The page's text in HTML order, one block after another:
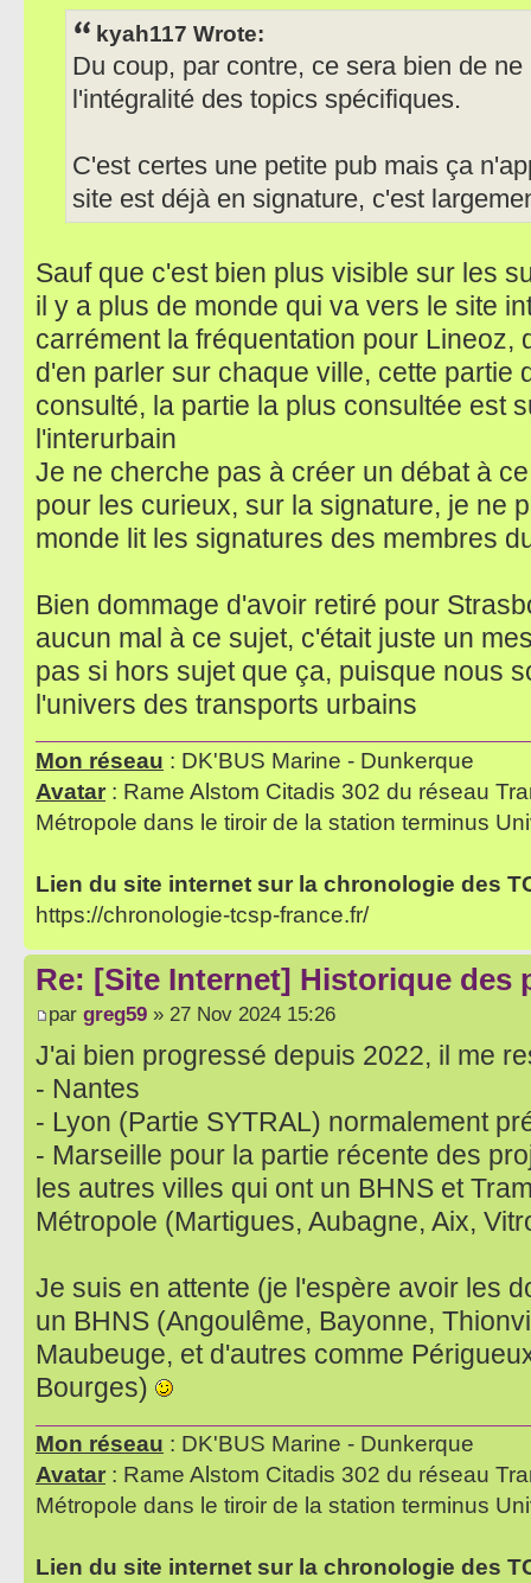
kyah117 Wrote:
Du coup, par contre, ce sera bien de
l'intégralité des topics spécifiques.
C'est certes une petite pub mais ça
site est déjà en signature, c'est
Sauf que c'est bien plus visible sur les
il y a plus de monde qui va vers le site
carrément la fréquentation pour Lineoz,
d'en parler sur chaque ville, cette partie
consulté, la partie la plus consultée est
l'interurbain
Je ne cherche pas à créer un débat à
pour les curieux, sur la signature, je ne
monde lit les signatures des membres
Bien dommage d'avoir retiré pour
aucun mal à ce sujet, c'était juste un
pas si hors sujet que ça, puisque nous
l'univers des transports urbains
Mon réseau : DK'BUS Marine - Dunkerque
Avatar : Rame Alstom Citadis 302 du réseau
Métropole dans le tiroir de la station terminus
Lien du site internet sur la chronologie des
https://chronologie-tcsp-france.fr/
Re: [Site Internet] Historique des
par greg59 » 27 Nov 2024 15:26
J'ai bien progressé depuis 2022, il me
- Nantes
- Lyon (Partie SYTRAL) normalement
- Marseille pour la partie récente des
les autres villes qui ont un BHNS et
Métropole (Martigues, Aubagne, Aix,
Je suis en attente (je l'espère avoir les
un BHNS (Angoulême, Bayonne,
Maubeuge, et d'autres comme
Bourges)
Mon réseau : DK'BUS Marine - Dunkerque
Avatar : Rame Alstom Citadis 302 du réseau
Métropole dans le tiroir de la station terminus
Lien du site internet sur la chronologie des